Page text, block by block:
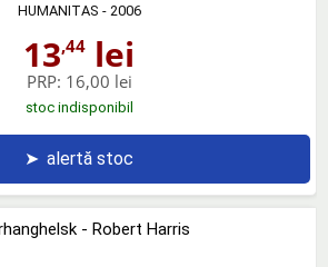
HUMANITAS - 2006
13,44 lei
PRP: 16,00 lei
stoc indisponibil
➤ alertă stoc